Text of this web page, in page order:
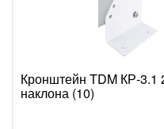
Кронштейн TDM КР-3.1
наклона (10)